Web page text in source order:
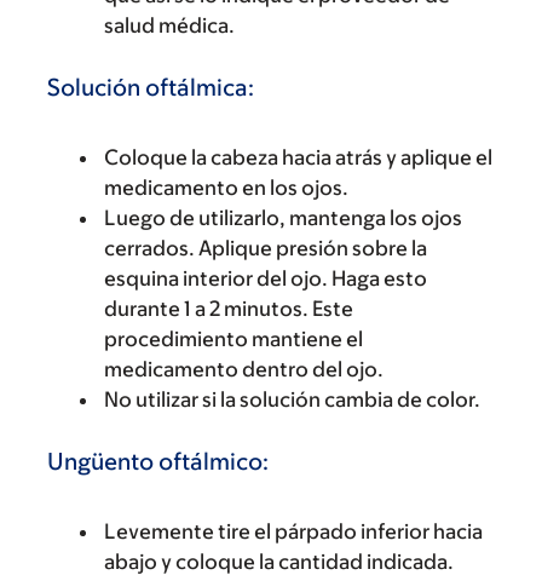
salud médica.
Solución oftálmica:
Coloque la cabeza hacia atrás y aplique el
medicamento en los ojos.
Luego de utilizarlo, mantenga los ojos
cerrados. Aplique presión sobre la
esquina interior del ojo. Haga esto
durante 1 a 2 minutos. Este
procedimiento mantiene el
medicamento dentro del ojo.
No utilizar si la solución cambia de color.
Ungüento oftálmico:
Levemente tire el párpado inferior hacia
abajo y coloque la cantidad indicada.